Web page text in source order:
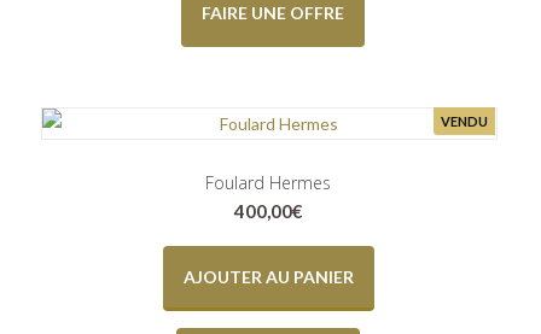
FAIRE UNE OFFRE
VENDU
Foulard Hermes
400,00€
AJOUTER AU PANIER